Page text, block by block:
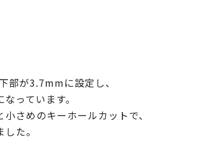
部が3.7mmに設定し、
っています。
さめのキーホールカットで、
た。